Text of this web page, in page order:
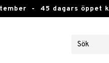
- 45 dagars öppet